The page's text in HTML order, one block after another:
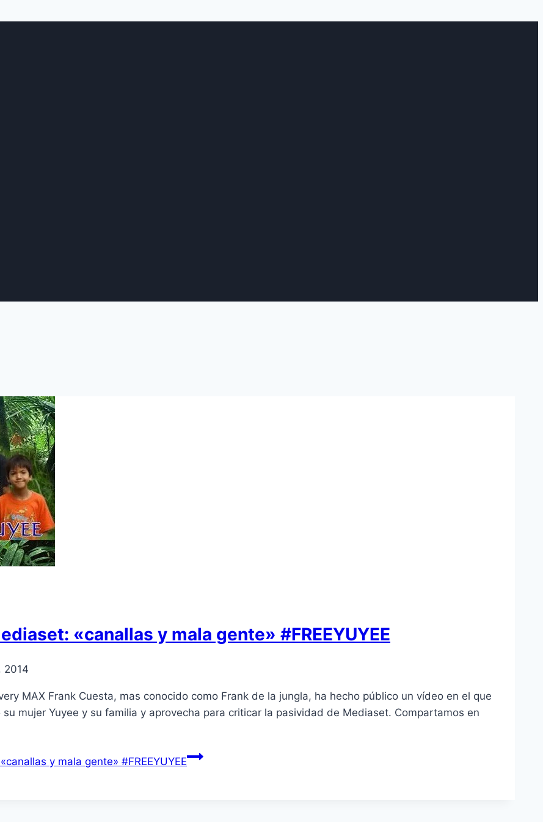
«canallas y mala gente» #FREEYUYEE
2014
MAX Frank Cuesta, mas conocido como Frank de la jungla, ha hecho público un vídeo en el que
mujer Yuyee y su familia y aprovecha para criticar la pasividad de Mediaset. Compartamos en
y mala gente» #FREEYUYEE